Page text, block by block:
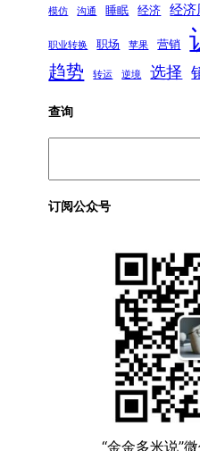
模仿 沟通 睡眠 经济 经济
职业转换 职场 苹果 营销
趋势 转运 逆境 选择
查询
订阅公众号
“金金多米说”